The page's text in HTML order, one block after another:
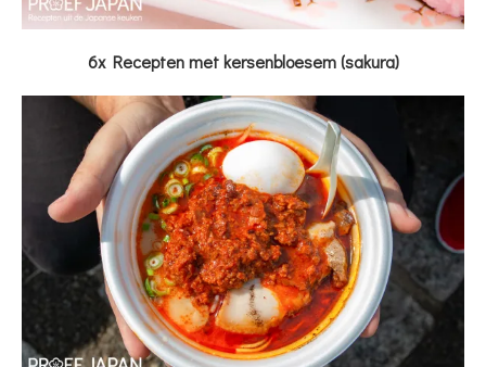
6x Recepten met kersenbloesem (sakura)